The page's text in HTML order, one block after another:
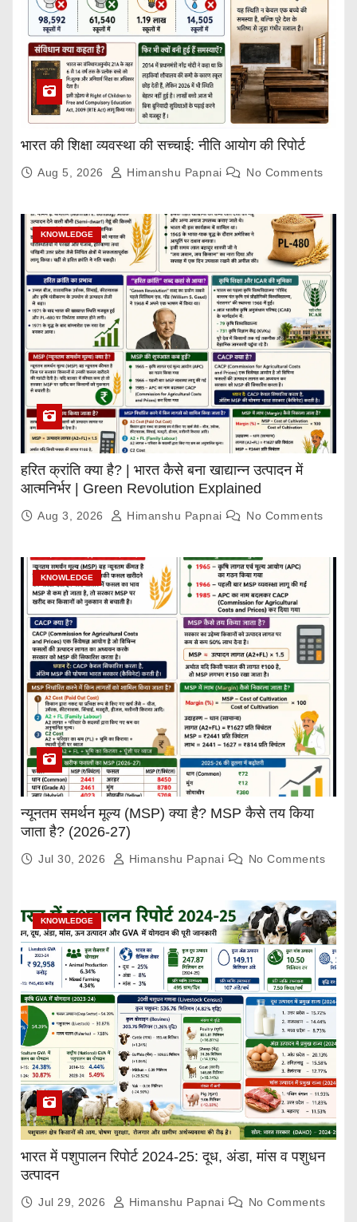
भारत की शिक्षा व्यवस्था की सच्चाई: नीति आयोग की रिपोर्ट
Aug 5, 2026 Himanshu Papnai No Comments
KNOWLEDGE
हरित क्रांति क्या है? | भारत कैसे बना खाद्यान्न उत्पादन में
आत्मनिर्भर | Green Revolution Explained
Aug 3, 2026 Himanshu Papnai No Comments
KNOWLEDGE
न्यूनतम समर्थन मूल्य (MSP) क्या है? MSP कैसे तय किया
जाता है? (2026-27)
Jul 30, 2026 Himanshu Papnai No Comments
KNOWLEDGE
भारत में पशुपालन रिपोर्ट 2024-25: दूध, अंडा, मांस व पशुधन
उत्पादन
Jul 29, 2026 Himanshu Papnai No Comments